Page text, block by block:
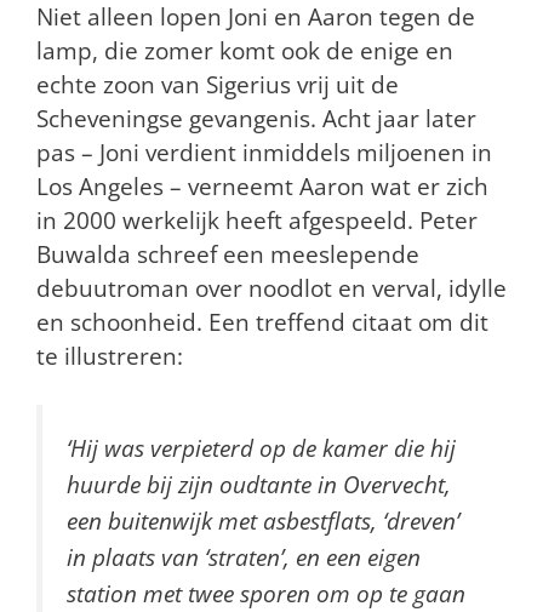
Niet alleen lopen Joni en Aaron tegen de
lamp, die zomer komt ook de enige en
echte zoon van Sigerius vrij uit de
Scheveningse gevangenis. Acht jaar later
pas – Joni verdient inmiddels miljoenen in
Los Angeles – verneemt Aaron wat er zich
in 2000 werkelijk heeft afgespeeld. Peter
Buwalda schreef een meeslepende
debuutroman over noodlot en verval, idylle
en schoonheid. Een treffend citaat om dit
te illustreren:
‘Hij was verpieterd op de kamer die hij
huurde bij zijn oudtante in Overvecht,
een buitenwijk met asbestflats, ‘dreven’
in plaats van ‘straten’, en een eigen
station met twee sporen om op te gaan